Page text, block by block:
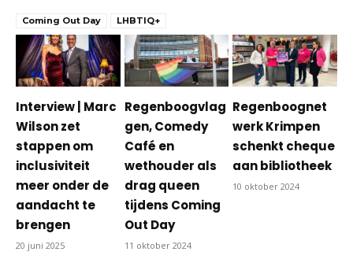
Coming Out Day LHBTIQ+
Interview | Marc
Wilson zet
stappen om
inclusiviteit
meer onder de
aandacht te
brengen
20 juni 2025
Regenboogvlag
gen, Comedy
Café en
wethouder als
drag queen
tijdens Coming
Out Day
11 oktober 2024
Regenboognet
werk Krimpen
schenkt cheque
aan bibliotheek
10 oktober 2024